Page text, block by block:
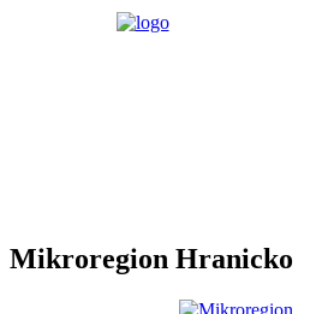
Mikroregion Hranicko